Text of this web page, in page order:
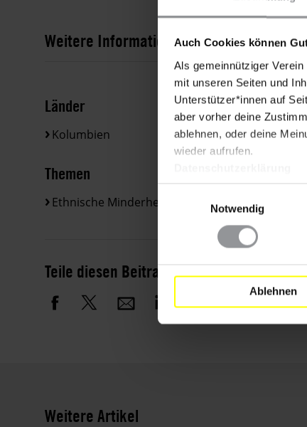
Auch Cookies können
Als gemeinnütziger
mit unseren Seiten und
Unterstützer*innen auf
aber vorher deine
ablehnen, oder deine
wieder aufrufen.
Notwendig
Ablehnen
Weitere Informationen
Länder
Kolumbien
Themen
Ethnische Minderheiten Wirtschaftliche,
Teile diesen Beitrag
Weitere Artikel